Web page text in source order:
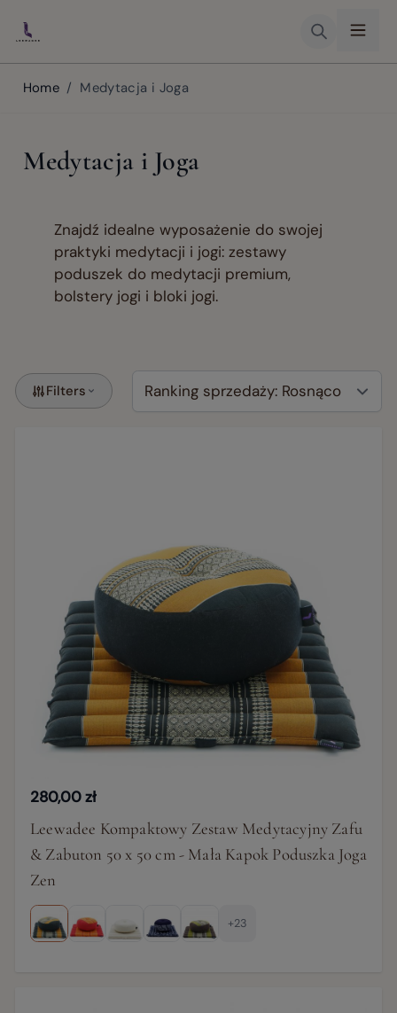
Home / Medytacja i Joga
Medytacja i Joga
Znajdź idealne wyposażenie do swojej
praktyki medytacji i jogi: zestawy
poduszek do medytacji premium,
bolstery jogi i bloki jogi.
Filters
280,00 zł
Leewadee Kompaktowy Zestaw Medytacyjny Zafu
& Zabuton 50 x 50 cm - Mała Kapok Poduszka Joga
Zen
+23